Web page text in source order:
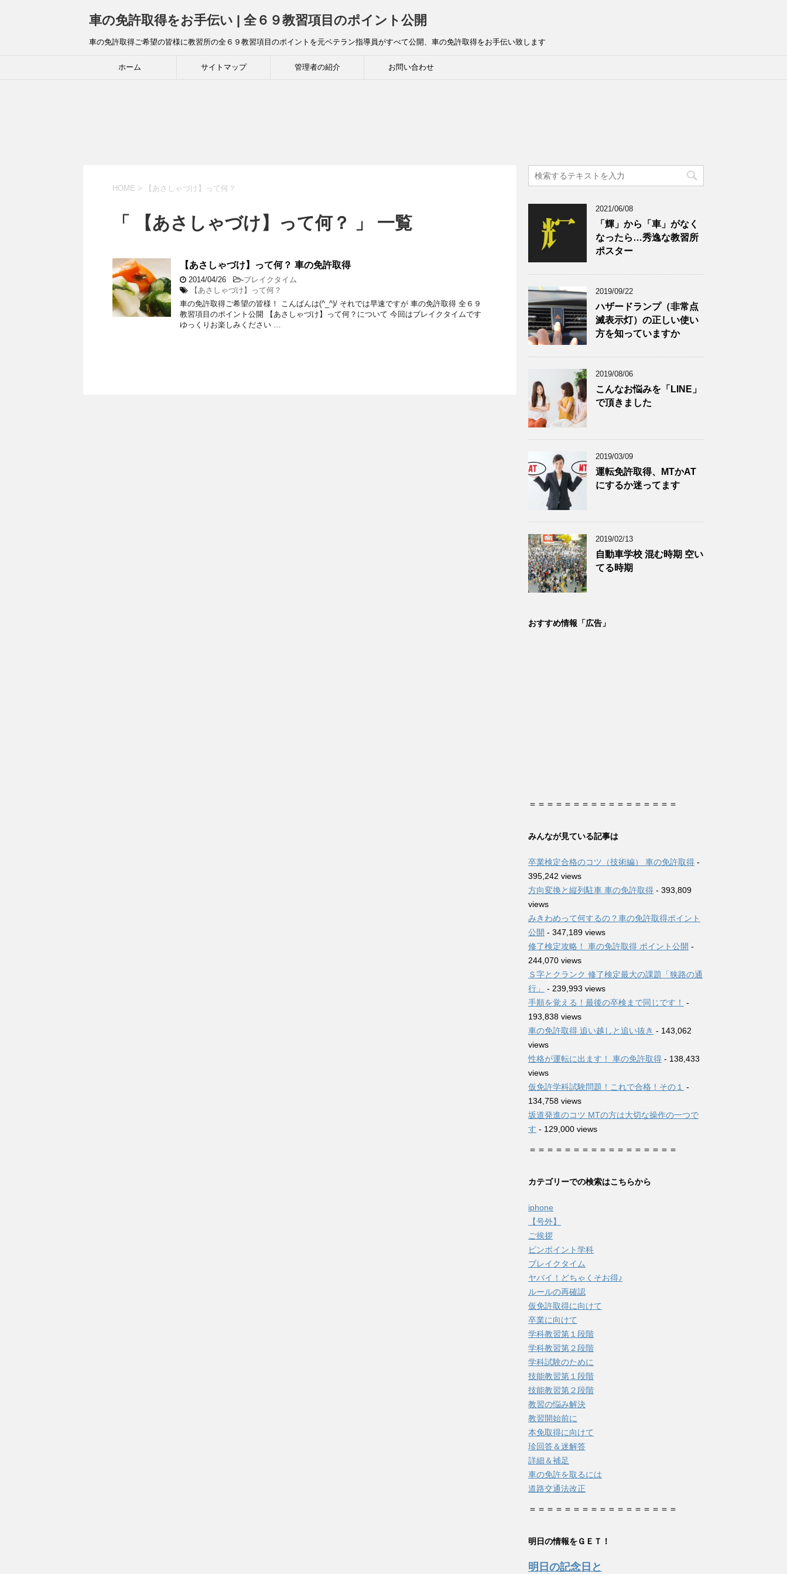
車の免許取得をお手伝い | 全６９教習項目のポイント公開
車の免許取得ご希望の皆様に教習所の全６９教習項目のポイントを元ベテラン指導員がすべて公開、車の免許取得をお手伝い致します
ホーム サイトマップ 管理者の紹介 お問い合わせ
HOME > 【あさしゃづけ】って何？
「 【あさしゃづけ】って何？ 」 一覧
【あさしゃづけ】って何？ 車の免許取得
2014/04/26 -ブレイクタイム
【あさしゃづけ】って何？
車の免許取得ご希望の皆様！ こんばんは(^_^)/ それでは早速ですが 車の免許取得 全６９
教習項目のポイント公開 【あさしゃづけ】って何？について 今回はブレイクタイムです
ゆっくりお楽しみください …
2021/06/08
「輝」から「車」がなく
なったら…秀逸な教習所
ポスター
2019/09/22
ハザードランプ（非常点
滅表示灯）の正しい使い
方を知っていますか
2019/08/06
こんなお悩みを「LINE」
で頂きました
2019/03/09
運転免許取得、MTかAT
にするか迷ってます
2019/02/13
自動車学校 混む時期 空い
てる時期
おすすめ情報「広告」
＝＝＝＝＝＝＝＝＝＝＝＝＝＝＝＝＝
みんなが見ている記事は
卒業検定合格のコツ（技術編） 車の免許取得 -
395,242 views
方向変換と縦列駐車 車の免許取得 - 393,809
views
みきわめって何するの？車の免許取得ポイント
公開 - 347,189 views
修了検定攻略！ 車の免許取得 ポイント公開 -
244,070 views
Ｓ字とクランク 修了検定最大の課題「狭路の通
行」
- 239,993 views
手順を覚える！最後の卒検まで同じです！
-
193,838 views
車の免許取得 追い越しと追い抜き - 143,062
views
性格が運転に出ます！ 車の免許取得 - 138,433
views
仮免許学科試験問題！これで合格！その１
-
134,758 views
坂道発進のコツ MTの方は大切な操作の一つで
す - 129,000 views
＝＝＝＝＝＝＝＝＝＝＝＝＝＝＝＝＝
カテゴリーでの検索はこちらから
iphone
【号外】
ご挨拶
ピンポイント学科
ブレイクタイム
ヤバイ！どちゃくそお得♪
ルールの再確認
仮免許取得に向けて
卒業に向けて
学科教習第１段階
学科教習第２段階
学科試験のために
技能教習第１段階
技能教習第２段階
教習の悩み解決
教習開始前に
本免取得に向けて
珍回答＆迷解答
詳細＆補足
車の免許を取るには
道路交通法改正
＝＝＝＝＝＝＝＝＝＝＝＝＝＝＝＝＝
明日の情報をＧＥＴ！
明日の記念日と